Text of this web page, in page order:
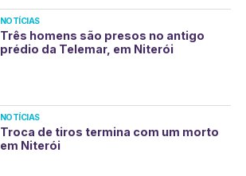
NOTÍCIAS
Três homens são presos no antigo
prédio da Telemar, em Niterói
NOTÍCIAS
Troca de tiros termina com um morto
em Niterói